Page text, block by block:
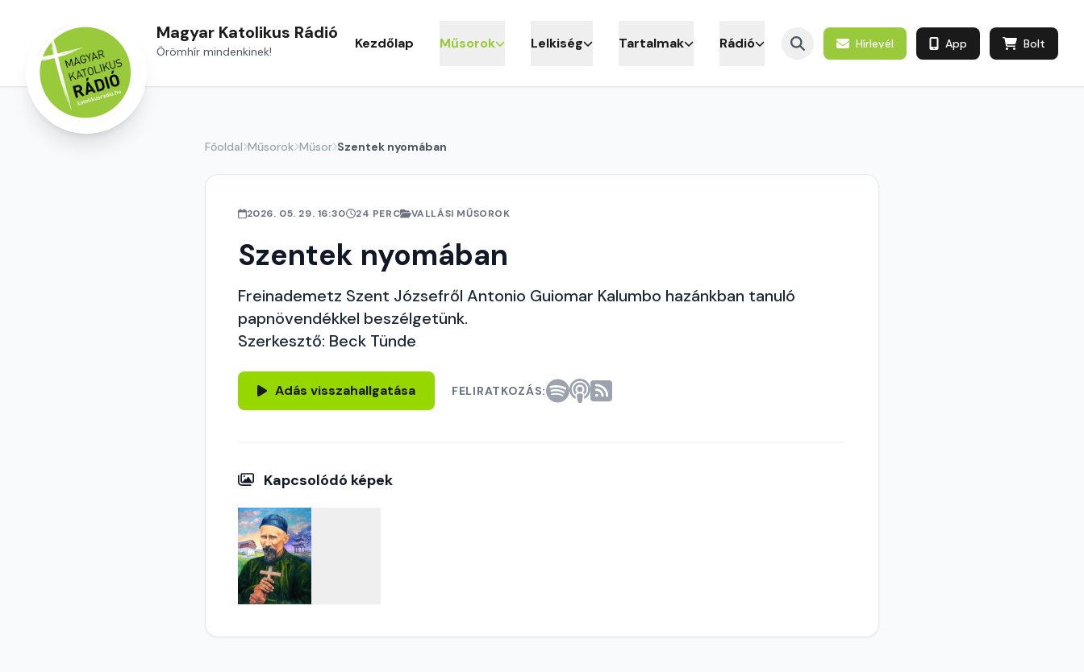
Magyar Katolikus Rádió
Örömhír mindenkinek! Kezdőlap Műsorok Lelkiség Tartalmak Rádió Hírlevél App Bolt
Főoldal Műsorok Műsor Szentek nyomában
2026. 05. 29. 16:30 24 PERC VALLÁSI MŰSOROK
Szentek nyomában
Freinademetz Szent Józsefről Antonio Guiomar Kalumbo hazánkban tanuló
papnövendékkel beszélgetünk.
Szerkesztő: Beck Tünde
Adás visszahallgatása FELIRATKOZÁS:
Kapcsolódó képek